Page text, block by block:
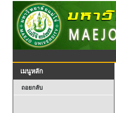
เมนูหลัก
ถอยกลับ